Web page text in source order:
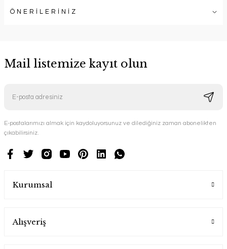
ÖNERİLERİNİZ
Mail listemize kayıt olun
E-postalarımızı almak için kaydoluyorsunuz ve dilediğiniz zaman abonelikten
çıkabilirsiniz.
Kurumsal
Alışveriş